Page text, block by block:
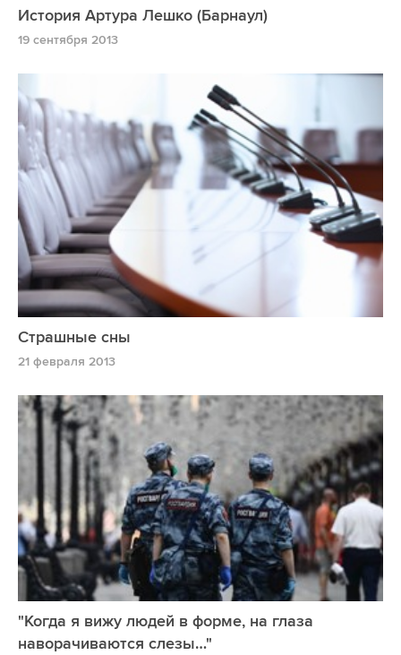
История Артура Лешко (Барнаул)
19 сентября 2013
Страшные сны
21 февраля 2013
"Когда я вижу людей в форме, на глаза
наворачиваются слезы…"